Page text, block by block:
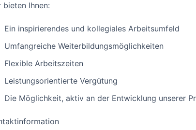
bieten Ihnen:
Ein inspirierendes und kollegiales Arbeitsumfeld
Umfangreiche Weiterbildungsmöglichkeiten
Flexible Arbeitszeiten
Leistungsorientierte Vergütung
Die Möglichkeit, aktiv an der Entwicklung unserer